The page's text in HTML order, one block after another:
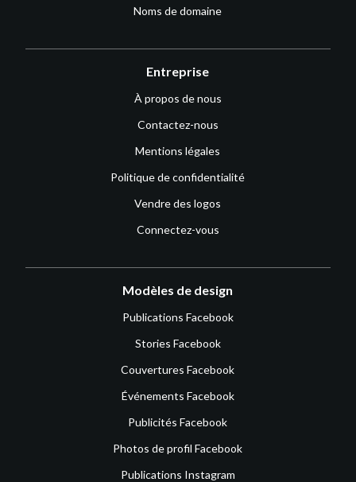
Noms de domaine
Entreprise
À propos de nous
Contactez-nous
Mentions légales
Politique de confidentialité
Vendre des logos
Connectez-vous
Modèles de design
Publications Facebook
Stories Facebook
Couvertures Facebook
Événements Facebook
Publicités Facebook
Photos de profil Facebook
Publications Instagram